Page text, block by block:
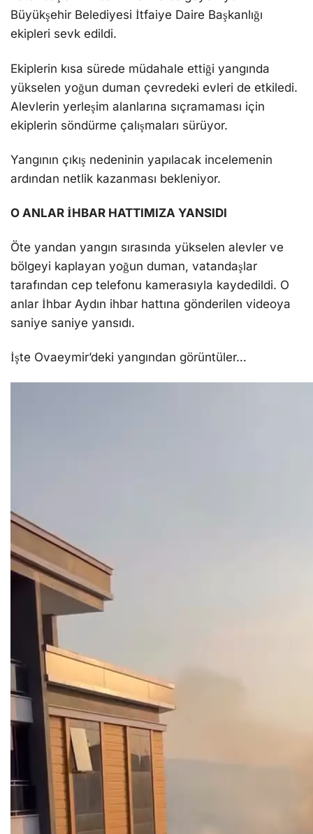
Büyükşehir Belediyesi İtfaiye Daire Başkanlığı
ekipleri sevk edildi.
Ekiplerin kısa sürede müdahale ettiği yangında
yükselen yoğun duman çevredeki evleri de etkiledi.
Alevlerin yerleşim alanlarına sıçramaması için
ekiplerin söndürme çalışmaları sürüyor.
Yangının çıkış nedeninin yapılacak incelemenin
ardından netlik kazanması bekleniyor.
O ANLAR İHBAR HATTIMIZA YANSIDI
Öte yandan yangın sırasında yükselen alevler ve
bölgeyi kaplayan yoğun duman, vatandaşlar
tarafından cep telefonu kamerasıyla kaydedildi. O
anlar İhbar Aydın ihbar hattına gönderilen videoya
saniye saniye yansıdı.
İşte Ovaeymir’deki yangından görüntüler…